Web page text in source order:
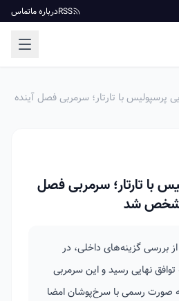
RSSدرباره ماتماس
پرسپولیس با تارتار؛ سرمربی فصل آینده
با تارتار؛ سرمربی فصل
مشخص شد
بررسی گزینه‌های داخلی، در
توافق نهایی رسید و این سرمربی
به صورت رسمی با سرخ‌پوشان امضا